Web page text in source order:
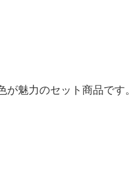
魅力のセット商品です。